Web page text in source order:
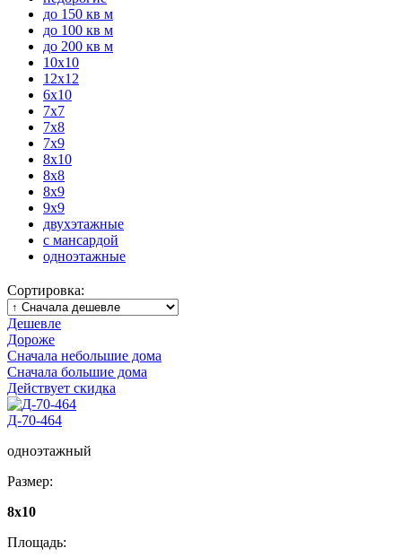
до 150 кв м
до 100 кв м
до 200 кв м
10x10
12x12
6x10
7x7
7x8
7x9
8x10
8x8
8x9
9x9
двухэтажные
с мансардой
одноэтажные
Сортировка:
Дешевле
Дороже
Сначала небольшие дома
Сначала большие дома
Действует скидка
Д-70-464
одноэтажный
Размер:
8х10
Площадь: